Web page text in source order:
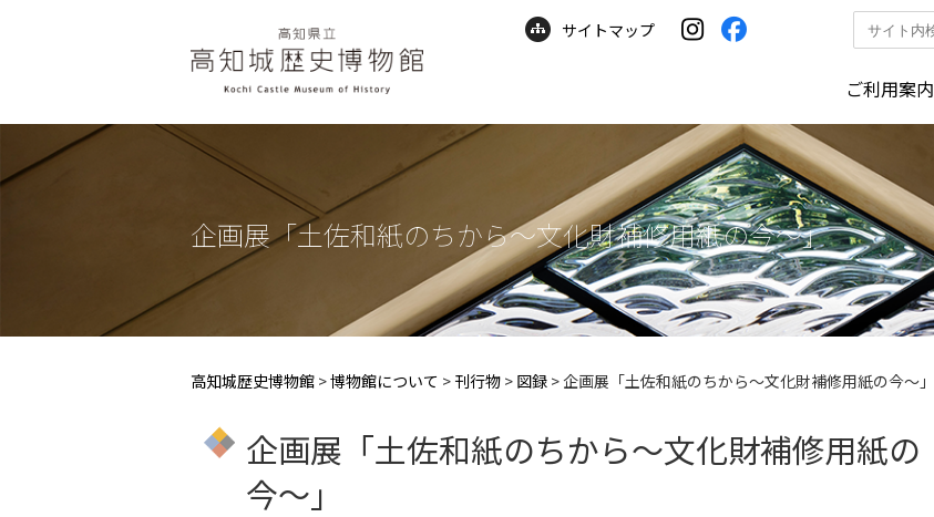
サイトマップ
ト
索
ご利用案内
企画展「土佐和紙のちから～文化財補修用紙の今～」
高知城歴史博物館 >博物館について > 刊行物 > 図録 >企画展「土佐和紙のちから～文化財補修用紙の今～」
企画展「土佐和紙のちから～文化財補修用紙の
今～」